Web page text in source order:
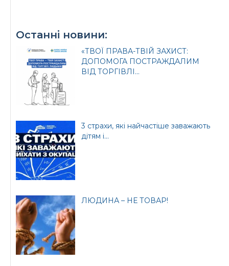
Останні новини:
«ТВОЇ ПРАВА-ТВІЙ ЗАХИСТ:
ДОПОМОГА ПОСТРАЖДАЛИМ
ВІД ТОРГІВЛІ...
3 страхи, які найчастіше заважають
дітям і...
ЛЮДИНА – НЕ ТОВАР!